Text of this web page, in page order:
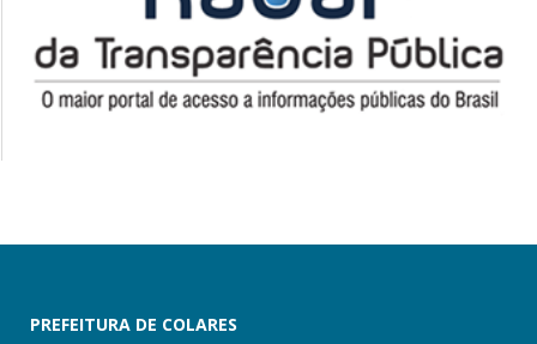
PREFEITURA DE COLARES